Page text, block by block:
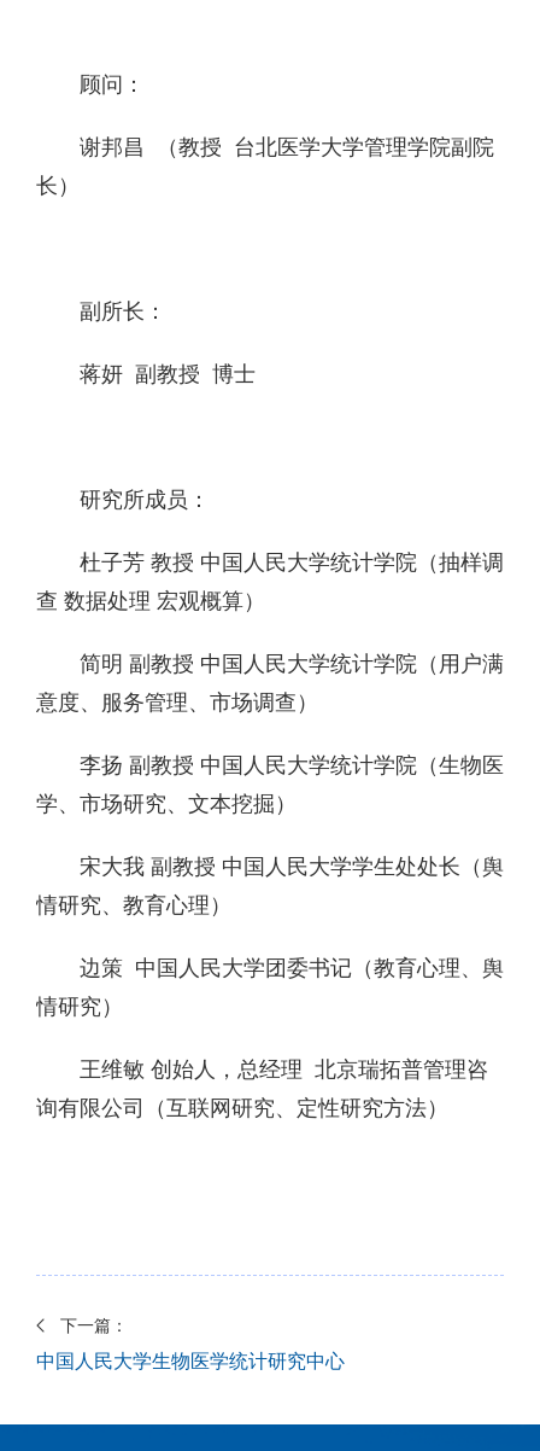
顾问：
谢邦昌 （教授 台北医学大学管理学院副院
长）
副所长：
蒋妍 副教授 博士
研究所成员：
杜子芳 教授 中国人民大学统计学院（抽样调
查 数据处理 宏观概算）
简明 副教授 中国人民大学统计学院（用户满
意度、服务管理、市场调查）
李扬 副教授 中国人民大学统计学院（生物医
学、市场研究、文本挖掘）
宋大我 副教授 中国人民大学学生处处长（舆
情研究、教育心理）
边策 中国人民大学团委书记（教育心理、舆
情研究）
王维敏 创始人，总经理 北京瑞拓普管理咨
询有限公司（互联网研究、定性研究方法）
下一篇：
中国人民大学生物医学统计研究中心